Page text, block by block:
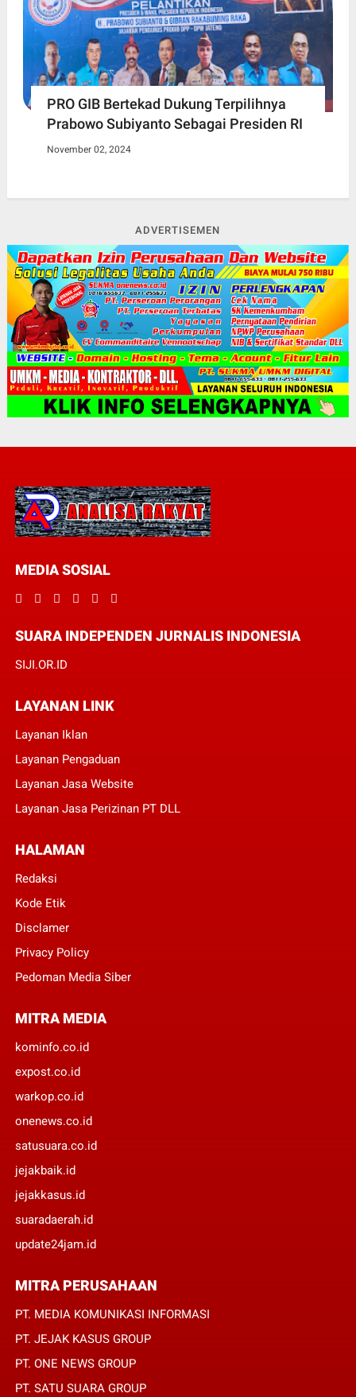
PRO GIB Bertekad Dukung Terpilihnya
Prabowo Subiyanto Sebagai Presiden RI
November 02, 2024
ADVERTISEMEN
MEDIA SOSIAL
SUARA INDEPENDEN JURNALIS INDONESIA
SIJI.OR.ID
LAYANAN LINK
Layanan Iklan
Layanan Pengaduan
Layanan Jasa Website
Layanan Jasa Perizinan PT DLL
HALAMAN
Redaksi
Kode Etik
Disclamer
Privacy Policy
Pedoman Media Siber
MITRA MEDIA
kominfo.co.id
expost.co.id
warkop.co.id
onenews.co.id
satusuara.co.id
jejakbaik.id
jejakkasus.id
suaradaerah.id
update24jam.id
MITRA PERUSAHAAN
PT. MEDIA KOMUNIKASI INFORMASI
PT. JEJAK KASUS GROUP
PT. ONE NEWS GROUP
PT. SATU SUARA GROUP